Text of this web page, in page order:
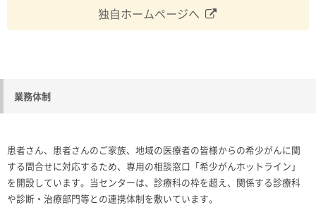
独自ホームページへ
業務体制
患者さん、患者さんのご家族、地域の医療者の皆様からの希少がんに関
する問合せに対応するため、専用の相談窓口「希少がんホットライン」
を開設しています。当センターは、診療科の枠を超え、関係する診療科
や診断・治療部門等との連携体制を敷いています。